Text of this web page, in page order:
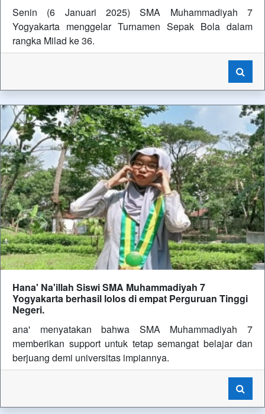
Senin (6 Januari 2025) SMA Muhammadiyah 7
Yogyakarta menggelar Turnamen Sepak Bola dalam
rangka Milad ke 36.
Hana' Na'illah Siswi SMA Muhammadiyah 7
Yogyakarta berhasil lolos di empat Perguruan Tinggi
Negeri.
ana' menyatakan bahwa SMA Muhammadiyah 7
memberikan support untuk tetap semangat belajar dan
berjuang demi universitas impiannya.